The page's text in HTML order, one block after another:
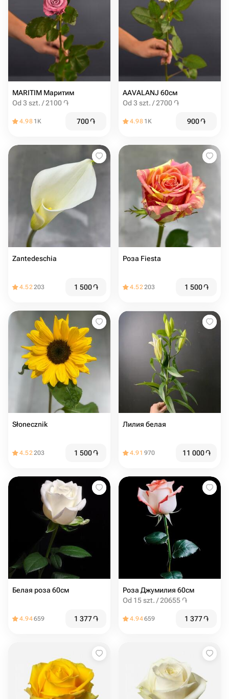
MARITIM Маритим
Od 3 szt. / 2100 ֏
4.98 1K 700֏
AAVALANJ 60см
Od 3 szt. / 2700 ֏
4.98 1K 900֏
Zantedeschia
4.52203 1 500֏
Роза Fiesta
4.52203 1 500֏
Słonecznik
4.52203 1 500֏
Лилия белая
4.91 970 11 000֏
Белая роза 60см
4.94659 1 377֏
Роза Джумилия 60см
Od 15 szt. / 20655 ֏
4.94659 1 377֏